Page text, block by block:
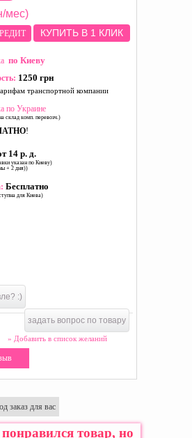
мес)
КУПИТЬ В 1 КЛИК
по Киеву
1250 грн
транспортной компании
по Украине
склад комп. перевозч.)
!
14 р. д.
указан по Киеву)
+ 2 дня))
Бесплатно
для Киева)
:)
задать вопрос по товару
» Добавить в список желаний
заказ для вас
товар, но